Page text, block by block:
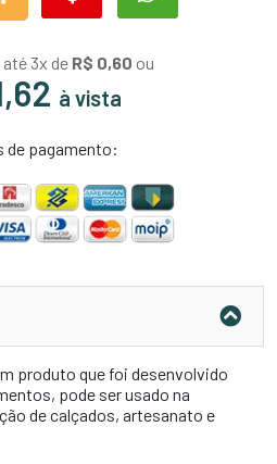
3x de R$ 0,60 ou
à vista
de pagamento:
produto que foi desenvolvido
pode ser usado na
de calçados, artesanato e